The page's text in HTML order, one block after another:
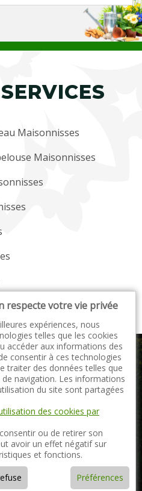
Maisonnisses
Maisonnisses
- Mentions légales
respecte votre vie privée
expériences, nous
telles que les cookies
accéder aux informations des
consentir à ces technologies
traiter des données telles que
navigation. Les informations
du site sont partagées
des cookies par
ou de retirer son
avoir un effet négatif sur
et fonctions.
Préférences